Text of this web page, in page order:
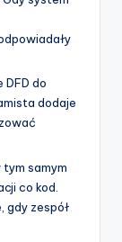
DFD do
dodaje
samym
co kod.
gdy zespół